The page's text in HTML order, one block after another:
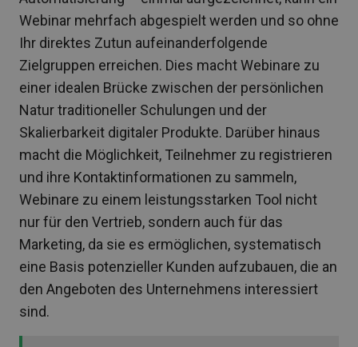
Webinar mehrfach abgespielt werden und so ohne
Ihr direktes Zutun aufeinanderfolgende
Zielgruppen erreichen. Dies macht Webinare zu
einer idealen Brücke zwischen der persönlichen
Natur traditioneller Schulungen und der
Skalierbarkeit digitaler Produkte. Darüber hinaus
macht die Möglichkeit, Teilnehmer zu registrieren
und ihre Kontaktinformationen zu sammeln,
Webinare zu einem leistungsstarken Tool nicht
nur für den Vertrieb, sondern auch für das
Marketing, da sie es ermöglichen, systematisch
eine Basis potenzieller Kunden aufzubauen, die an
den Angeboten des Unternehmens interessiert
sind.